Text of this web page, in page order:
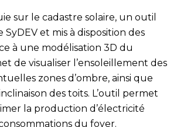
sur le cadastre solaire, un outil
et mis à disposition des
à une modélisation 3D du
de visualiser l’ensoleillement des
zones d’ombre, ainsi que
des toits. L’outil permet
la production d’électricité
du foyer.